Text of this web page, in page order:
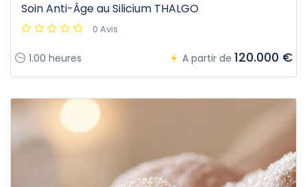
Soin Anti-Âge au Silicium THALGO
0 Avis
1.00 heures A partir de 120.000 €